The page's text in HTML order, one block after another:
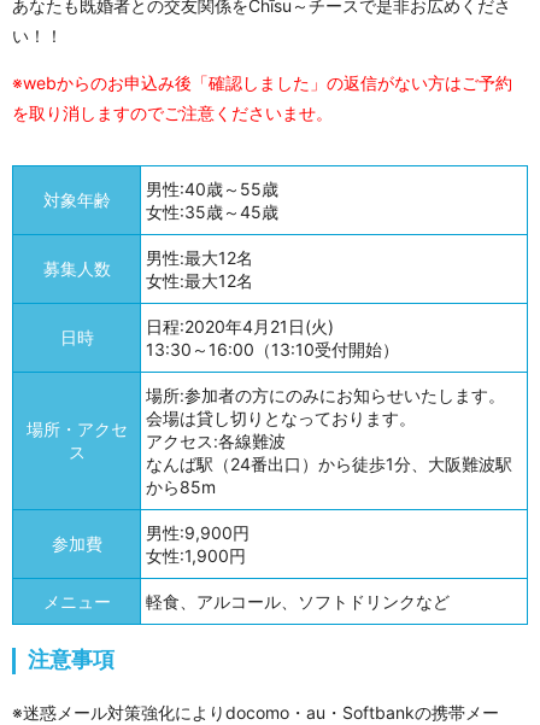
あなたも既婚者との交友関係をChīsu～チースで是非お広めくださ
い！！
※webからのお申込み後「確認しました」の返信がない方はご予約
を取り消しますのでご注意くださいませ。
対象年齢
男性:40歳～55歳
女性:35歳～45歳
募集人数
男性:最大12名
女性:最大12名
日時
日程:2020年4月21日(火)
13:30～16:00（13:10受付開始）
場所・アクセ
ス
場所:参加者の方にのみにお知らせいたします。
会場は貸し切りとなっております。
アクセス:各線難波
なんば駅（24番出口）から徒歩1分、大阪難波駅
から85m
参加費
男性:9,900円
女性:1,900円
メニュー 軽食、アルコール、ソフトドリンクなど
注意事項
※迷惑メール対策強化によりdocomo・au・Softbankの携帯メー